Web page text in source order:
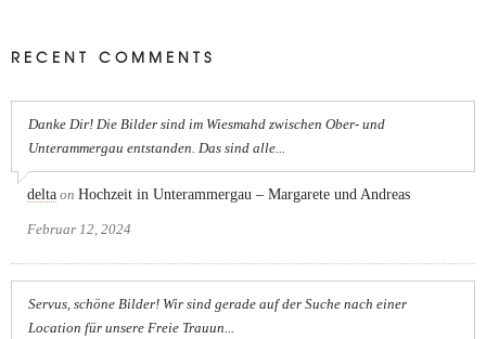
RECENT COMMENTS
Danke Dir! Die Bilder sind im Wiesmahd zwischen Ober- und
Unterammergau entstanden. Das sind alle...
delta on Hochzeit in Unterammergau – Margarete und Andreas
Februar 12, 2024
Servus, schöne Bilder! Wir sind gerade auf der Suche nach einer
Location für unsere Freie Trauun...